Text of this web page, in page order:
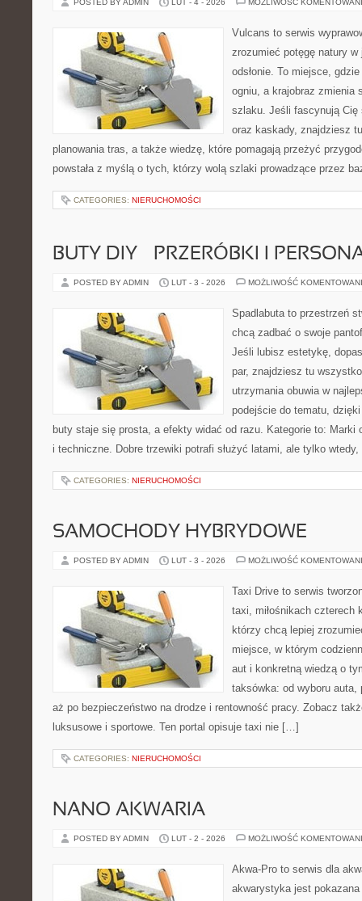
POSTED BY ADMIN LUT - 4 - 2026 MOŻLIWOŚĆ
Vulcans to serwis
zrozumieć potęgę natury w
odsłonie. To miejsce,
ogniu, a krajobraz zmienia
szlaku. Jeśli fascynują
oraz kaskady, znajdziesz
planowania tras, a także wiedzę, które pomagają przeżyć
powstała z myślą o tych, którzy wolą szlaki prowadzące przez
CATEGORIES: NIERUCHOMOŚCI
BUTY DIY – PRZERÓBKI I
POSTED BY ADMIN LUT - 3 - 2026 MOŻLIWOŚĆ
Spadlabuta to przestrzeń
chcą zadbać o swoje
Jeśli lubisz estetykę,
par, znajdziesz tu
utrzymania obuwia w
podejście do tematu,
buty staje się prosta, a efekty widać od razu. Kategorie to: Marki
i techniczne. Dobre trzewiki potrafi służyć latami, ale tylko
CATEGORIES: NIERUCHOMOŚCI
SAMOCHODY HYBRYDOWE
POSTED BY ADMIN LUT - 3 - 2026 MOŻLIWOŚĆ
Taxi Drive to serwis
taxi, miłośnikach czterech
którzy chcą lepiej
miejsce, w którym
aut i konkretną wiedzą o
taksówka: od wyboru
aż po bezpieczeństwo na drodze i rentowność pracy. Zobacz
luksusowe i sportowe. Ten portal opisuje taxi nie […]
CATEGORIES: NIERUCHOMOŚCI
NANO AKWARIA
POSTED BY ADMIN LUT - 2 - 2026 MOŻLIWOŚĆ
Akwa-Pro to serwis dla
akwarystyka jest